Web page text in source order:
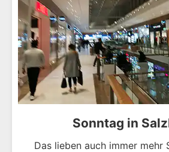
Sonntag in
Das lieben auch immer mehr